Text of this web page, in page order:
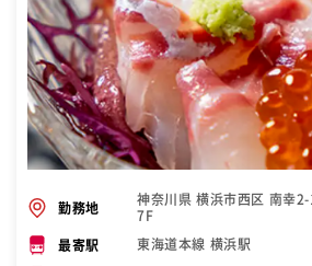
勤務地
神奈川県 横浜市西区 南幸
7F
最寄駅 東海道本線 横浜駅